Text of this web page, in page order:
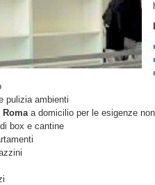
pulizia ambienti
a domicilio per le esigenze
box e cantine